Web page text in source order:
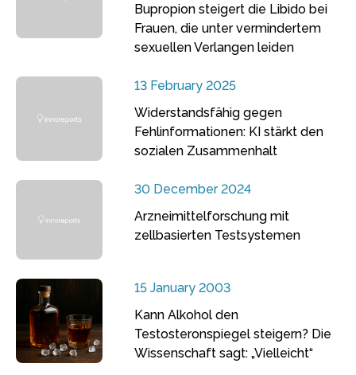
Bupropion steigert die Libido bei
Frauen, die unter vermindertem
sexuellen Verlangen leiden
13 February 2025
Widerstandsfähig gegen
Fehlinformationen: KI stärkt den
sozialen Zusammenhalt
30 December 2024
Arzneimittelforschung mit
zellbasierten Testsystemen
15 January 2003
Kann Alkohol den
Testosteronspiegel steigern? Die
Wissenschaft sagt: „Vielleicht“